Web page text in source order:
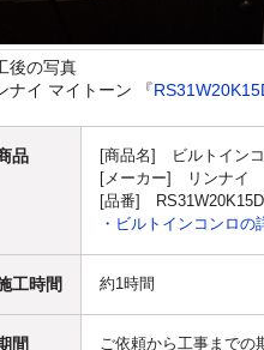
後の写真
ナイ マイトーン 『
品
[商品名] ビルトイン
[メーカー] リンナイ
[品番]
・ビルトインコンロ
工時間 約1時間
間 ご依頼から工事まで